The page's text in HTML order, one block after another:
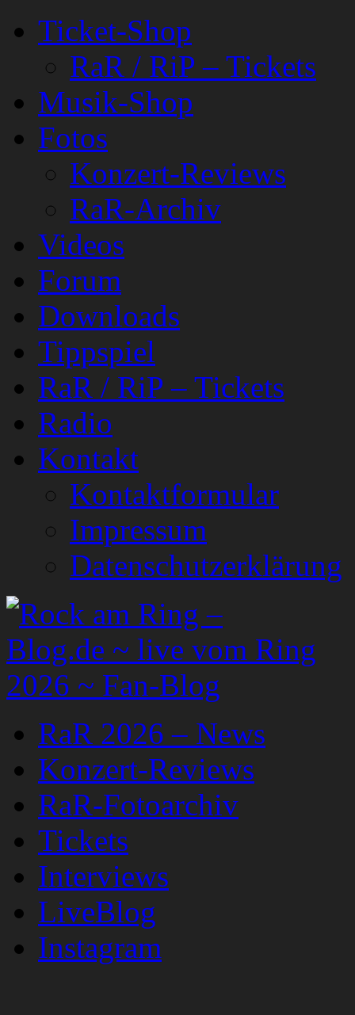
Ticket-Shop
RaR / RiP – Tickets
Musik-Shop
Fotos
Konzert-Reviews
RaR-Archiv
Videos
Forum
Downloads
Tippspiel
RaR / RiP – Tickets
Radio
Kontakt
Kontaktformular
Impressum
Datenschutzerklärung
RaR 2026 – News
Konzert-Reviews
RaR-Fotoarchiv
Tickets
Interviews
LiveBlog
Instagram